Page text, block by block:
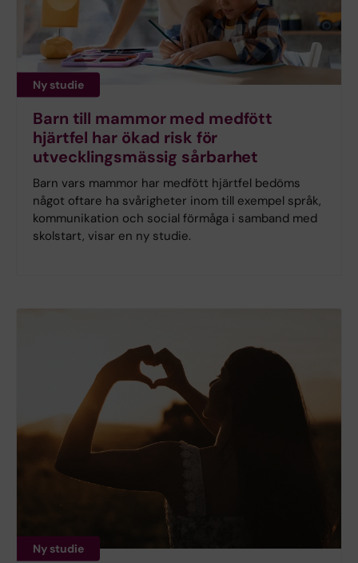
Ny studie
Barn till mammor med medfött
hjärtfel har ökad risk för
utvecklingsmässig sårbarhet
Barn vars mammor har medfött hjärtfel bedöms
något oftare ha svårigheter inom till exempel språk,
kommunikation och social förmåga i samband med
skolstart, visar en ny studie.
Ny studie